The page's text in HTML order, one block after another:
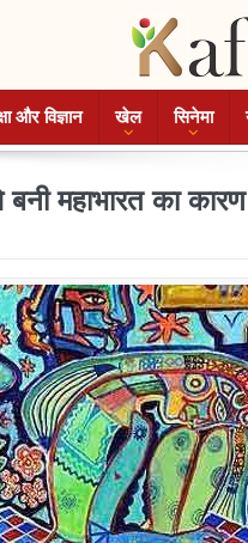
और विज्ञान खेल सिनेमा
बनी महाभारत का